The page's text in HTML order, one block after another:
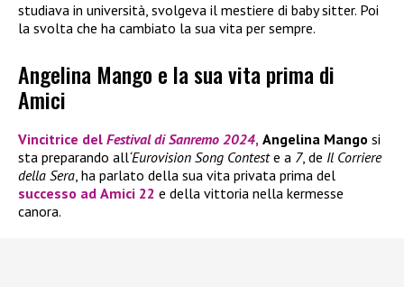
studiava in università, svolgeva il mestiere di baby sitter. Poi
la svolta che ha cambiato la sua vita per sempre.
Angelina Mango e la sua vita prima di
Amici
Vincitrice del Festival di Sanremo 2024, Angelina Mango si
sta preparando all‘Eurovision Song Conteste a 7, de Il Corriere
della Sera , ha parlato della sua vita privata prima del
successo ad Amici 22 e della vittoria nella kermesse
canora.